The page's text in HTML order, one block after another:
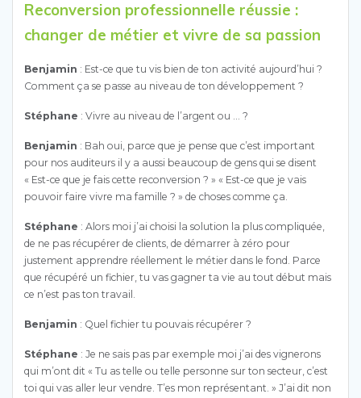
Reconversion professionnelle réussie :
changer de métier et vivre de sa passion
Benjamin : Est-ce que tu vis bien de ton activité aujourd’hui ?
Comment ça se passe au niveau de ton développement ?
Stéphane : Vivre au niveau de l’argent ou … ?
Benjamin : Bah oui, parce que je pense que c’est important
pour nos auditeurs il y a aussi beaucoup de gens qui se disent
« Est-ce que je fais cette reconversion ? » « Est-ce que je vais
pouvoir faire vivre ma famille ? » de choses comme ça.
Stéphane : Alors moi j’ai choisi la solution la plus compliquée,
de ne pas récupérer de clients, de démarrer à zéro pour
justement apprendre réellement le métier dans le fond. Parce
que récupéré un fichier, tu vas gagner ta vie au tout début mais
ce n’est pas ton travail.
Benjamin : Quel fichier tu pouvais récupérer ?
Stéphane : Je ne sais pas par exemple moi j’ai des vignerons
qui m’ont dit « Tu as telle ou telle personne sur ton secteur, c’est
toi qui vas aller leur vendre. T’es mon représentant. » J’ai dit non